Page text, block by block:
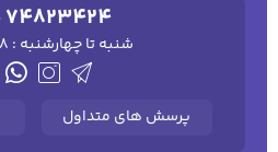
74823424
شنبه تا چهارشنبه : 8 الی 17:30
پرسش های متداول